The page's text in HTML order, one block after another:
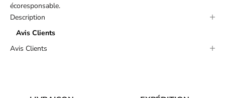
écoresponsable.
Description
Avis Clients
Avis Clients